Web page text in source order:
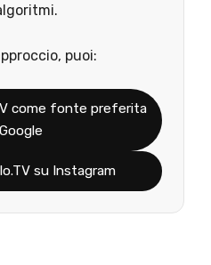
puoi:
come fonte preferita
su Instagram